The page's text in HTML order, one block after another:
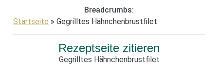
Breadcrumbs:
Startseite » Gegrilltes Hähnchenbrustfilet
Rezeptseite zitieren
Gegrilltes Hähnchenbrustfilet